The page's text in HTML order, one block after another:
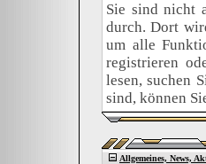
Sie sind nicht
durch. Dort
um alle
registrieren
lesen, suchen
sind, können
Allgemeines, News,